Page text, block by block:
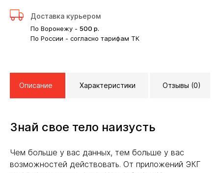
Доставка курьером
По Воронежу - 500 р.
По России - согласно тарифам ТК
Описание Характеристики Отзывы (0)
Знай свое тело наизусть
Чем больше у вас данных, тем больше у вас
возможностей действовать. От приложений ЭКГ